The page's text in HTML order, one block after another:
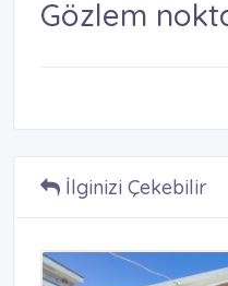
Gözlem
İlginizi Çekebilir